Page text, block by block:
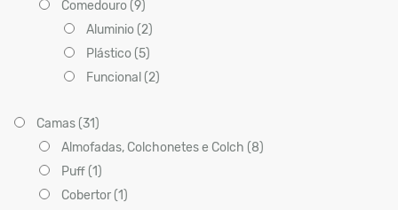
Comedouro (9)
Aluminio (2)
Plástico (5)
Funcional (2)
Camas (31)
Almofadas, Colchonetes e Colch (8)
Puff (1)
Cobertor (1)